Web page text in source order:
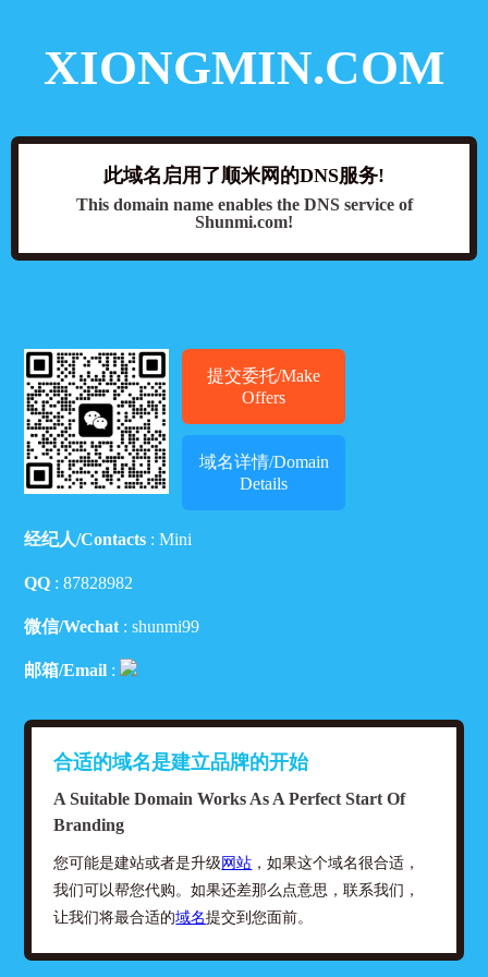
XIONGMIN.COM
此域名启用了顺米网的DNS服务!
This domain name enables the DNS service of
Shunmi.com!
提交委托/Make
Offers
域名详情/Domain
Details
经纪人/Contacts : Mini
QQ :87828982
微信/Wechat : shunmi99
邮箱/Email :
合适的域名是建立品牌的开始
A Suitable Domain Works As A Perfect Start Of
Branding
您可能是建站或者是升级 网站 ，如果这个域名很合适，
我们可以帮您代购。如果还差那么点意思，联系我们，
让我们将最合适的域名提交到您面前。